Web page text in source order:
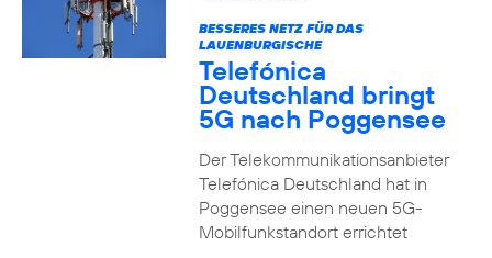
BESSERES NETZ FÜR DAS
LAUENBURGISCHE
Telefónica
Deutschland bringt
5G nach Poggensee
Der Telekommunikationsanbieter
Telefónica Deutschland hat in
Poggensee einen neuen 5G-
Mobilfunkstandort errichtet